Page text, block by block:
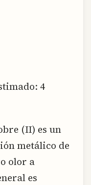
4
(II) es un
metálico de
olor a
es